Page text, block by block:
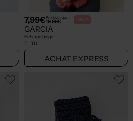
7,99€Prix boutique :
19,99€ -60%
GARCIA
Echarpe beige
T : TU
ACHAT EXPRESS